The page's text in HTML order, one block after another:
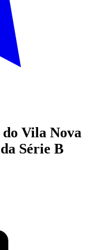
do Vila Nova
Série B